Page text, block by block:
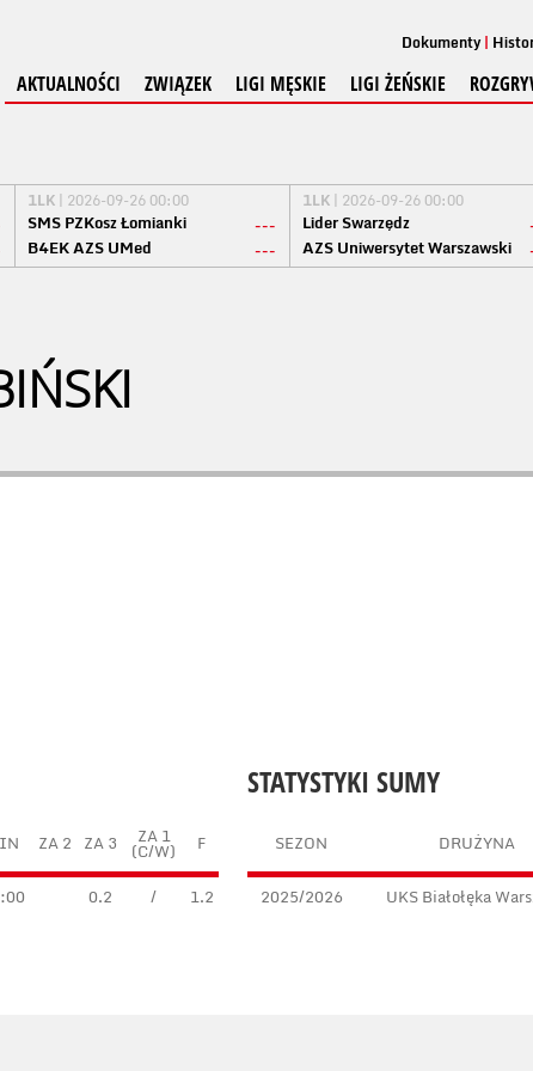
Dokumenty
AKTUALNOŚCI ZWIĄZEK LIGI MĘSKIE LIGI ŻEŃSKIE
1LK | 2026-09-26 00:00
SMS PZKosz Łomianki
---
B4EK AZS UMed
---
1LK | 2026-09-26 00:00
Lider Swarzędz
AZS Uniwersytet Warszawski
STATYSTYKI SUMY
SEZON DRUŻYNA
2025/2026 UKS Białołęka
ZA 2 ZA 3 ZA 1
(C/W) F
0.2 / 1.2